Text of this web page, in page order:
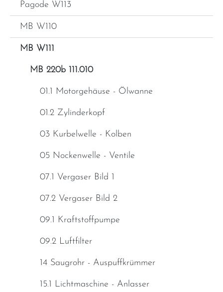
Pagode W113
MB W110
MB W111
MB 220b 111.010
01.1 Motorgehäuse - Ölwanne
01.2 Zylinderkopf
03 Kurbelwelle - Kolben
05 Nockenwelle - Ventile
07.1 Vergaser Bild 1
07.2 Vergaser Bild 2
09.1 Kraftstoffpumpe
09.2 Luftfilter
14 Saugrohr - Auspuffkrümmer
15.1 Lichtmaschine - Anlasser